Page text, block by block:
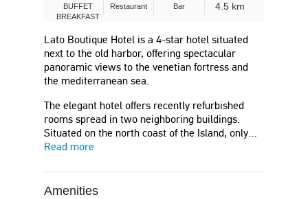
BUFFET
BREAKFAST
Restaurant Bar 4.5 km
Lato Boutique Hotel is a 4-star hotel situated
next to the old harbor, offering spectacular
panoramic views to the venetian fortress and
the mediterranean sea.
The elegant hotel offers recently refurbished
rooms spread in two neighboring buildings.
Situated on the north coast of the Island, only…
Read more
Amenities